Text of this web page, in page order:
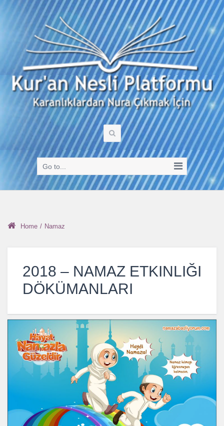
Go to...
Home / Namaz
2018 – NAMAZ ETKINLIĞI
DÖKÜMANLARI